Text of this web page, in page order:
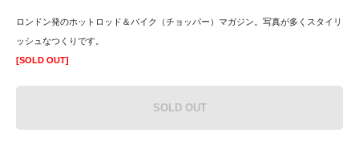
ロンドン発のホットロッド＆バイク（チョッパー）マガジン。写真が多くスタイリ
ッシュなつくりです。
[SOLD OUT]
SOLD OUT